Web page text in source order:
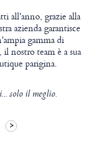
all'anno, grazie alla
azienda garantisce
gamma di
il nostro team è a sua
parigina.
solo il meglio.